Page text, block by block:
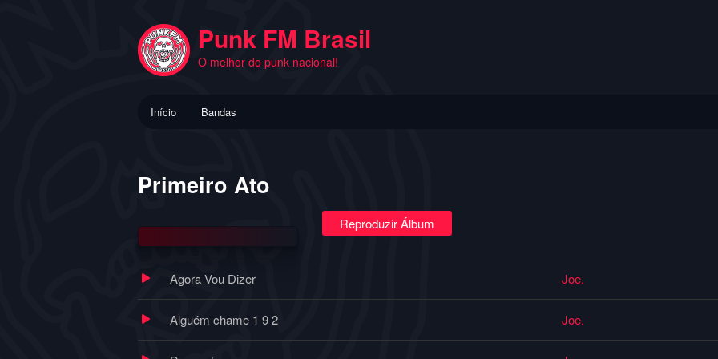
Punk FM Brasil
O melhor do punk nacional!
Início Bandas
Primeiro Ato
Reproduzir Álbum
Agora Vou Dizer Joe.
Alguém chame 1 9 2 Joe.